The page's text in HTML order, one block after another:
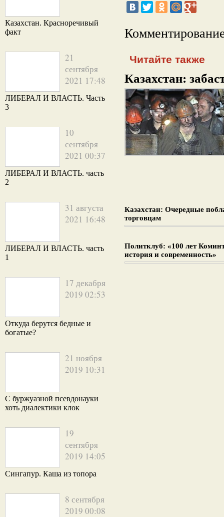
Казахстан. Красноречивый
факт
21
сентября
2021 17:48
ЛИБЕРАЛ И ВЛАСТЬ. Часть
3
10
сентября
2021 00:37
ЛИБЕРАЛ И ВЛАСТЬ. часть
2
31 августа
2021 16:48
ЛИБЕРАЛ И ВЛАСТЬ. часть
1
17 декабря
2019 02:53
Откуда берутся бедные и
богатые?
21 ноября
2019 10:31
С буржуазной псевдонауки
хоть диалектики клок
19
сентября
2019 14:05
Сингапур. Каша из топора
8 сентября
2019 00:08
Читайте также
Казахстан:
Казахстан: Очередные
торговцам
Политклуб: «100 лет
история и современность»